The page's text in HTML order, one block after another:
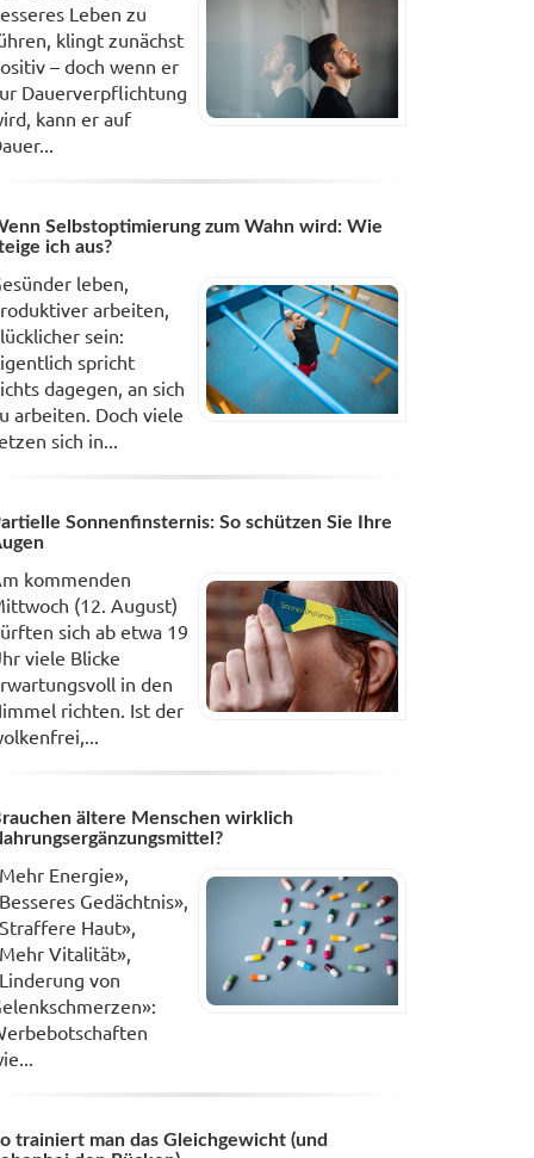
Leben zu
klingt zunächst
– doch wenn er
Dauerverpflichtung
kann er auf
Selbstoptimierung zum Wahn wird: Wie
ich aus?
leben,
arbeiten,
sein:
spricht
dagegen, an sich
arbeiten. Doch viele
sich in...
Sonnenfinsternis: So schützen Sie Ihre
kommenden
(12. August)
sich ab etwa 19
viele Blicke
in den
richten. Ist der
ältere Menschen wirklich
Energie»,
Gedächtnis»,
Haut»,
Vitalität»,
von
trainiert man das Gleichgewicht (und